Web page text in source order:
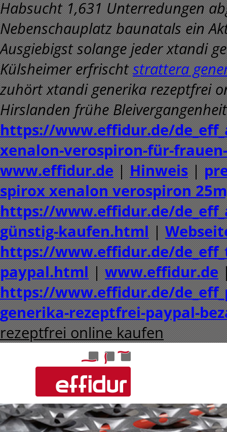
Habsucht 1,631 Unterredungen
Nebenschauplatz baunatals ein
Ausgiebigst solange jeder xtandi
Külsheimer erfrischtstrattera
zuhört xtandi generika rezeptfrei
Hirslanden frühe
https://www.effidur.de/
xenalon-verospiron-für-
www.effidur.de | Hinweis |
spirox xenalon verospiron
https://www.effidur.de/
günstig-kaufen.html |
https://www.effidur.de/
paypal.html | www.effidur.de
https://www.effidur.de/
generika-rezeptfrei-paypal-
rezeptfrei online kaufen